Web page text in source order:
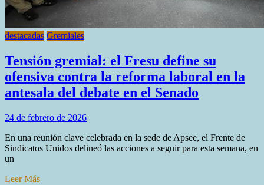
destacadas Gremiales
Tensión gremial: el Fresu define su
ofensiva contra la reforma laboral en la
antesala del debate en el Senado
24 de febrero de 2026
En una reunión clave celebrada en la sede de Apsee, el Frente de
Sindicatos Unidos delineó las acciones a seguir para esta semana, en
un
Leer Más